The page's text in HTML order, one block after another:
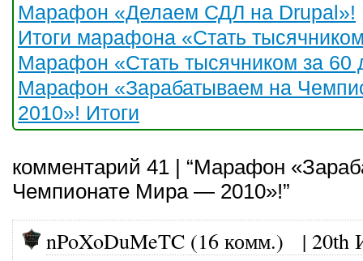
Марафон «Делаем СДЛ на Drupal»!
Итоги марафона «Стать
Марафон «Стать тысячником за 60
Марафон «Зарабатываем на
2010»! Итоги
комментарий 41 | “Марафон
Чемпионате Мира — 2010»!”
nPoXoDuMeTC (16 комм.) | 20th